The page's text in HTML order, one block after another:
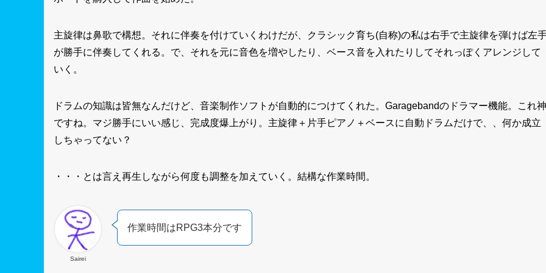
主旋律は鼻歌で構想。それに伴奏を付けていくわけだが、クラシック育ち(自称)の私は右手で主旋律を弾けば左
が勝手に伴奏してくれる。で、それを元に音色を増やしたり、ベース音を入れたりしてそれっぽくアレンジして
いく。
ドラムの知識は皆無なんだけど、音楽制作ソフトが自動的につけてくれた。Garagebandのドラマー機能。これ神
ですね。マジ勝手にいい感じ、完成度爆上がり。主旋律＋片手ピアノ＋ベースに自動ドラムだけで、、何か成立
しちゃってない？
・・・とは言え再生しながら何度も調整を加えていく。結構な作業時間。
Sairei
作業時間はRPG3本分です